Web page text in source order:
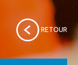
RETOUR